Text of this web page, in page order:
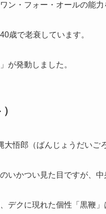
ン・フォー・オールの能力
歳で老衰しています。
が発動しました。
悟郎（ばんじょうだいご
いかつい見た目ですが、中
デクに現れた個性「黒鞭